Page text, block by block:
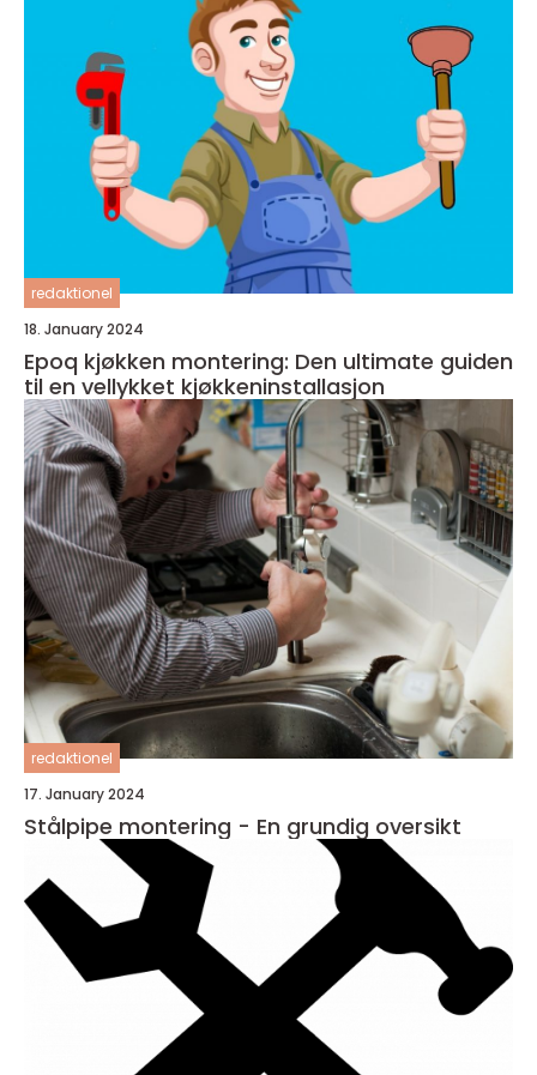
redaktionel
18. January 2024
Epoq kjøkken montering: Den ultimate guiden
til en vellykket kjøkkeninstallasjon
redaktionel
17. January 2024
Stålpipe montering - En grundig oversikt